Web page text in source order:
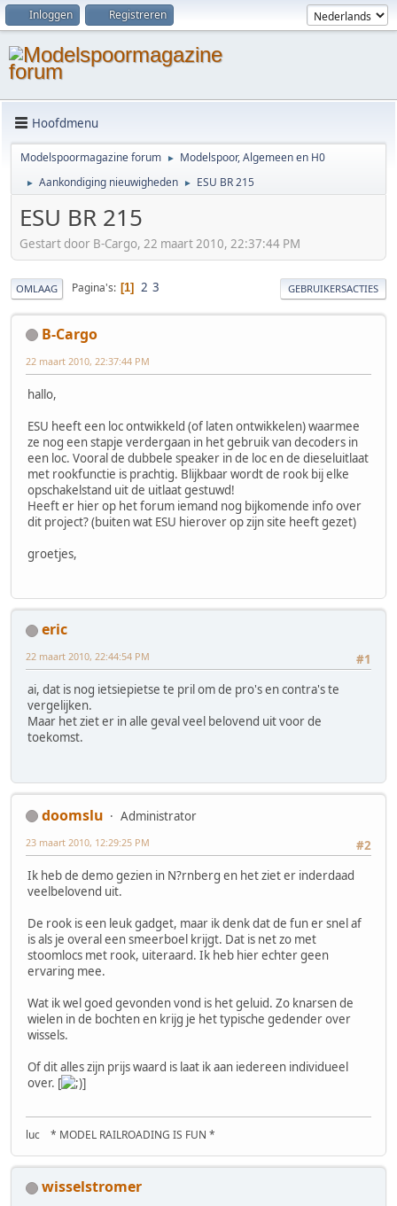
Inloggen Registreren
Hoofdmenu
Modelspoormagazine forum ► Modelspoor, Algemeen en H0
► Aankondiging nieuwigheden ► ESU BR 215
ESU BR 215
Gestart door B-Cargo, 22 maart 2010, 22:37:44 PM
OMLAAG Pagina's 1 2 3 GEBRUIKERSACTIES
B-Cargo
22 maart 2010, 22:37:44 PM
hallo,
ESU heeft een loc ontwikkeld (of laten ontwikkelen) waarmee
ze nog een stapje verdergaan in het gebruik van decoders in
een loc. Vooral de dubbele speaker in de loc en de dieseluitlaat
met rookfunctie is prachtig. Blijkbaar wordt de rook bij elke
opschakelstand uit de uitlaat gestuwd!
Heeft er hier op het forum iemand nog bijkomende info over
dit project? (buiten wat ESU hierover op zijn site heeft gezet)
groetjes,
eric
#1
22 maart 2010, 22:44:54 PM
ai, dat is nog ietsiepietse te pril om de pro's en contra's te
vergelijken.
Maar het ziet er in alle geval veel belovend uit voor de
toekomst.
doomslu
Administrator
#2
23 maart 2010, 12:29:25 PM
Ik heb de demo gezien in N?rnberg en het ziet er inderdaad
veelbelovend uit.
De rook is een leuk gadget, maar ik denk dat de fun er snel af
is als je overal een smeerboel krijgt. Dat is net zo met
stoomlocs met rook, uiteraard. Ik heb hier echter geen
ervaring mee.
Wat ik wel goed gevonden vond is het geluid. Zo knarsen de
wielen in de bochten en krijg je het typische gedender over
wissels.
Of dit alles zijn prijs waard is laat ik aan iedereen individueel
over. [
]
luc * MODEL RAILROADING IS FUN *
wisselstromer